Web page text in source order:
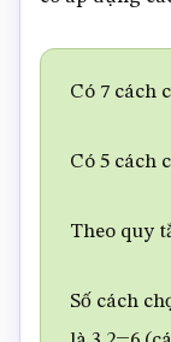
Có 7 cách
Có 5 cách
Theo quy
Số cách